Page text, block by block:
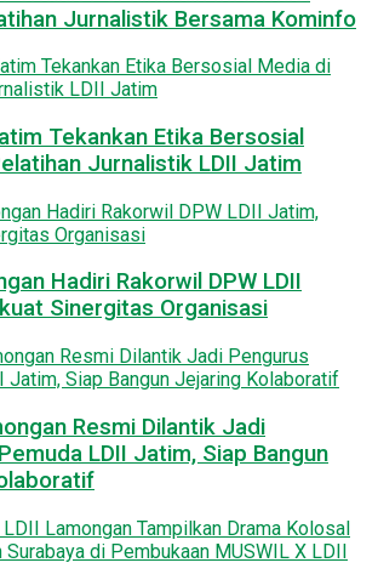
Jurnalistik Bersama Kominfo
Tekankan Etika Bersosial
Jurnalistik LDII Jatim
Hadiri Rakorwil DPW LDII
Sinergitas Organisasi
Resmi Dilantik Jadi
LDII Jatim, Siap Bangun